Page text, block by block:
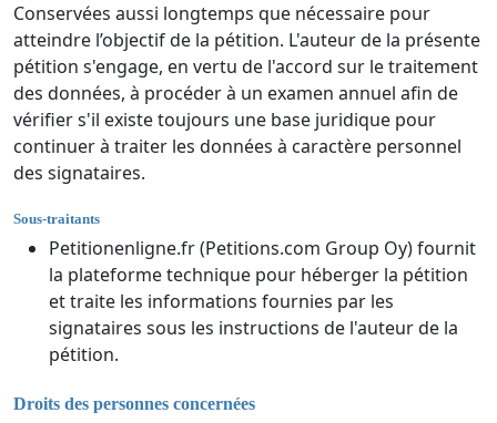
Conservées aussi longtemps que nécessaire pour
atteindre l’objectif de la pétition. L'auteur de la présente
pétition s'engage, en vertu de l'accord sur le traitement
des données, à procéder à un examen annuel afin de
vérifier s'il existe toujours une base juridique pour
continuer à traiter les données à caractère personnel
des signataires.
Sous-traitants
Petitionenligne.fr (Petitions.com Group Oy) fournit
la plateforme technique pour héberger la pétition
et traite les informations fournies par les
signataires sous les instructions de l'auteur de la
pétition.
Droits des personnes concernées